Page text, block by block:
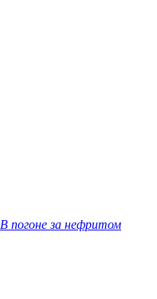
В погоне за нефритом